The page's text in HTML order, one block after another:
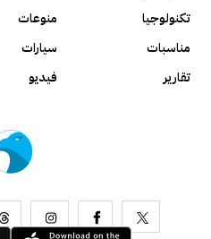
تكنولوجيا
منوعات
مناسبات
سيارات
تقارير
فيديو